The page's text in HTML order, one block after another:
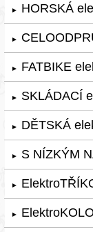
► HORSKÁ
►
► FATBIKE
► SKLÁDACÍ
► DĚTSKÁ
► S NÍZKÝM
►
►